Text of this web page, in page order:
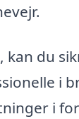
du
i
i